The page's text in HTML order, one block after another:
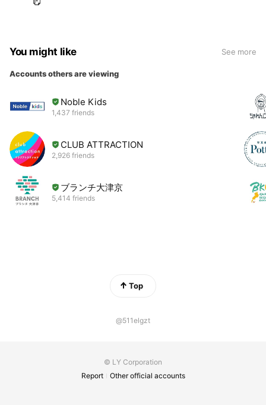
You might like See more
Accounts others are viewing
Noble Kids
1,437 friends
CLUB ATTRACTION
2,926 friends
ブランチ大津京
5,414 friends
Top
@511elgzt
© LY Corporation
Report
Other official accounts